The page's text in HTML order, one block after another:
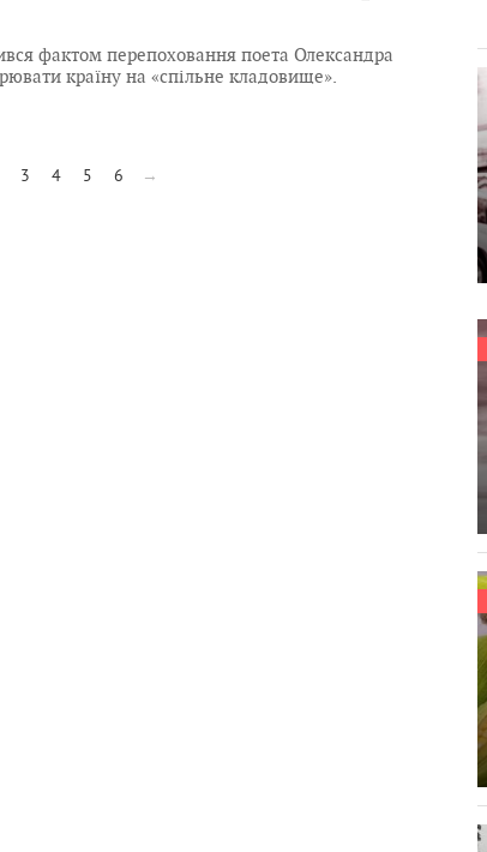
фактом перепоховання поета Олександра
країну на «спільне кладовище».
3 4 5 6 →